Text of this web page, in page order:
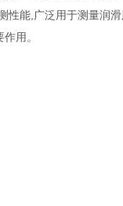
能,广泛用于测量润
用。